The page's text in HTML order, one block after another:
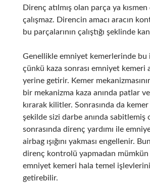
Direnç atılmış olan parça ya kısmen
çalışmaz. Direncin amacı aracın
bu parçalarının çalıştığı şeklinde
Genellikle emniyet kemerlerinde bu
çünkü kaza sonrası emniyet kemeri
yerine getirir. Kemer
bir mekanizma kaza anında patlar
kırarak kilitler. Sonrasında da
şekilde sizi darbe anında sabitlemiş
sonrasında direnç yardımı ile
airbag ışığını yakması engellenir.
direnç kontrolü yapmadan
emniyet kemeri hala temel
getirebilir.